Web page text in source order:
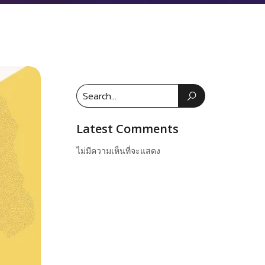
Latest Comments
ไม่มีความเห็นที่จะแสดง